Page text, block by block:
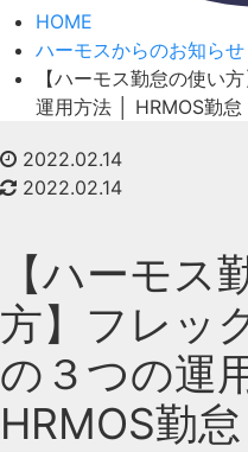
HOME
ハーモスからのお知らせ
【ハーモス勤怠の使い
運用方法 │ HRMOS勤怠
2022.02.14
2022.02.14
【ハーモス
方】フレッ
の３つの運
HRMOS勤怠